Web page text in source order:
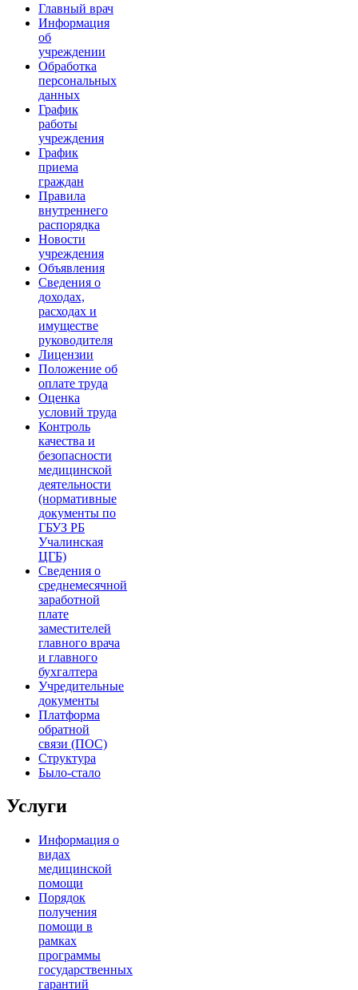
Главный врач
Информация
об
учреждении
Обработка
персональных
данных
График
работы
учреждения
График
приема
граждан
Правила
внутреннего
распорядка
Новости
учреждения
Объявления
Сведения о
доходах,
расходах и
имуществе
руководителя
Лицензии
Положение об
оплате труда
Оценка
условий труда
Контроль
качества и
безопасности
медицинской
деятельности
(нормативные
документы по
ГБУЗ РБ
Учалинская
ЦГБ)
Сведения о
среднемесячной
заработной
плате
заместителей
главного врача
и главного
бухгалтера
Учредительные
документы
Платформа
обратной
связи (ПОС)
Структура
Было-стало
Услуги
Информация о
видах
медицинской
помощи
Порядок
получения
помощи в
рамках
программы
государственных
гарантий